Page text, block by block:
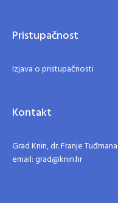
Pristupačnost
Izjava o pristupačnosti
Kontakt
Grad Knin, dr. Franje
email: grad@knin.hr